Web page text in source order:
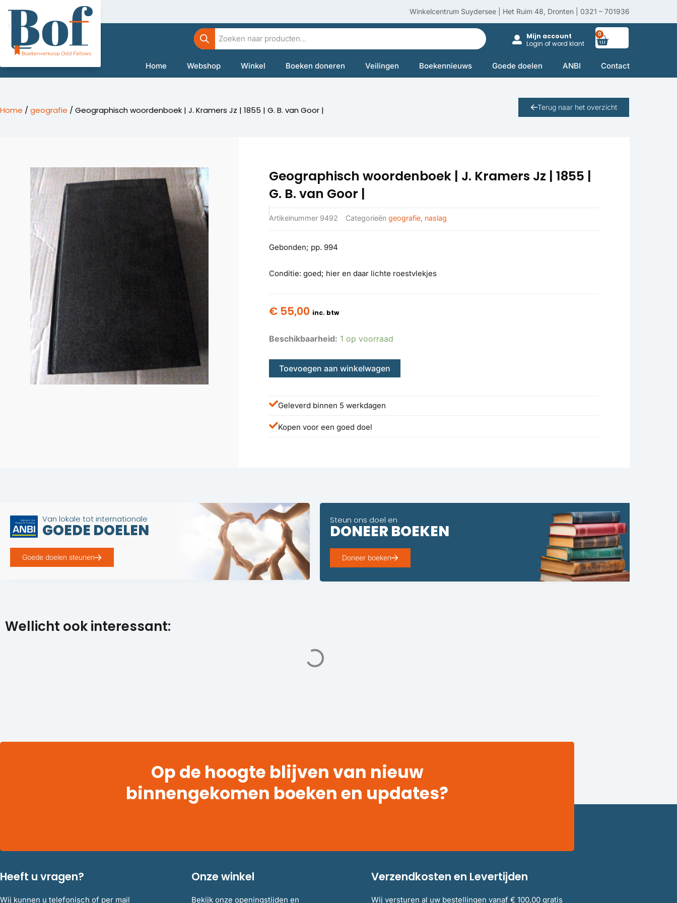
inhoud
Winkelcentrum Suydersee | Het Ruim 48, Dronten | 0321 – 701936
Producten
zoeken
Mijn account
Login of word klant
0
Home Webshop Winkel Boeken doneren Veilingen Boekennieuws Goede doelen ANBI Contact
Home / geografie / Geographisch woordenboek | J. Kramers Jz | 1855 | G. B. van Goor | Terug naar het overzicht
Geographisch woordenboek | J. Kramers Jz | 1855 |
G. B. van Goor |
Artikelnummer 9492 Categorieën geografie, naslag
Gebonden; pp. 994
Conditie: goed; hier en daar lichte roestvlekjes
€55,00 inc. btw
Beschikbaarheid: 1 op voorraad
Toevoegen aan winkelwagen
Geleverd binnen 5 werkdagen
Kopen voor een goed doel
Van lokale tot internationale
GOEDE DOELEN
Goede doelen steunen
Steun ons doel en
DONEER BOEKEN
Doneer boeken
Wellicht ook interessant:
Op de hoogte blijven van nieuw
binnengekomen boeken en updates?
Heeft u vragen?
Wij kunnen u telefonisch of per mail
Onze winkel
Bekijk onze openingstijden en
Verzendkosten en Levertijden
Wij versturen al uw bestellingen vanaf € 100,00 gratis